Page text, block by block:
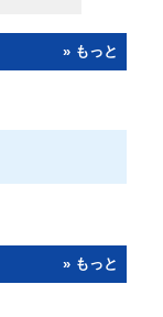
» もっと
» もっと